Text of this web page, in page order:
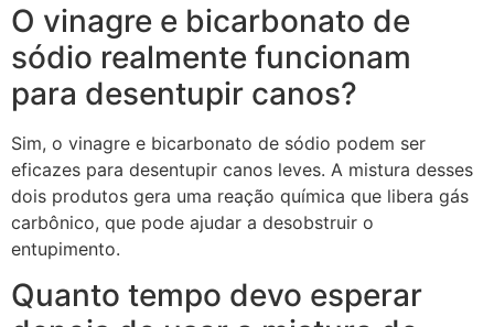
O vinagre e bicarbonato de
sódio realmente funcionam
para desentupir canos?
Sim, o vinagre e bicarbonato de sódio podem ser
eficazes para desentupir canos leves. A mistura desses
dois produtos gera uma reação química que libera gás
carbônico, que pode ajudar a desobstruir o
entupimento.
Quanto tempo devo esperar